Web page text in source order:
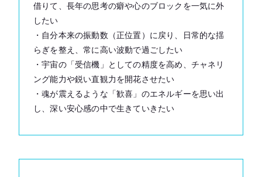
借りて、長年の思考の癖や心のブロックを一気に外
したい
・自分本来の振動数（正位置）に戻り、日常的な揺
らぎを整え、常に高い波動で過ごしたい
・宇宙の「受信機」としての精度を高め、チャネリ
ング能力や鋭い直観力を開花させたい
・魂が震えるような「歓喜」のエネルギーを思い出
し、深い安心感の中で生きていきたい